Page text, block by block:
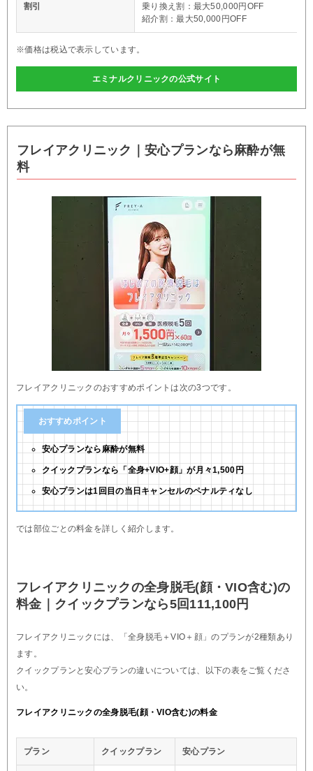
割引
乗り換え割：最大50,000円OFF
紹介割：最大50,000円OFF
※価格は税込で表示しています。
エミナルクリニックの公式サイト
フレイアクリニック｜安心プランなら麻酔が無
料
フレイアクリニックのおすすめポイントは次の3つです。
おすすめポイント
安心プランなら麻酔が無料
クイックプランなら「全身+VIO+顔」が月々1,500円
安心プランは1回目の当日キャンセルのペナルティなし
では部位ごとの料金を詳しく紹介します。
フレイアクリニックの全身脱毛(顔・VIO含む)の
料金｜クイックプランなら5回111,100円
フレイアクリニックには、「全身脱毛＋VIO＋顔」のプランが2種類あり
ます。
クイックプランと安心プランの違いについては、以下の表をご覧くださ
い。
フレイアクリニックの全身脱毛(顔・VIO含む)の料金
プラン クイックプラン 安心プラン